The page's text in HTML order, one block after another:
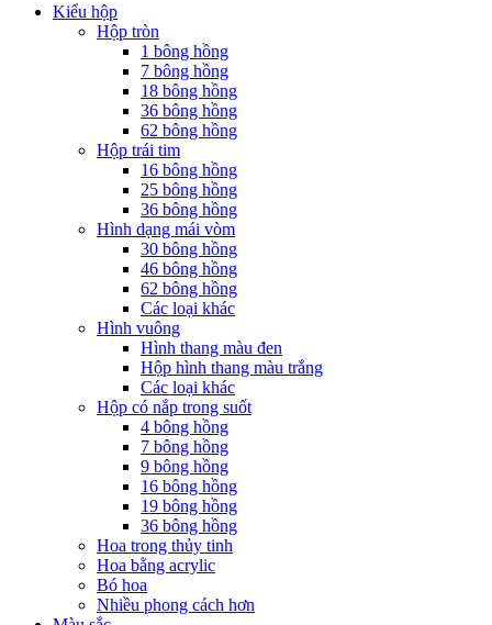
Kiểu hộp
Hộp tròn
1 bông hồng
7 bông hồng
18 bông hồng
36 bông hồng
62 bông hồng
Hộp trái tim
16 bông hồng
25 bông hồng
36 bông hồng
Hình dạng mái vòm
30 bông hồng
46 bông hồng
62 bông hồng
Các loại khác
Hình vuông
Hình thang màu đen
Hộp hình thang màu trắng
Các loại khác
Hộp có nắp trong suốt
4 bông hồng
7 bông hồng
9 bông hồng
16 bông hồng
19 bông hồng
36 bông hồng
Hoa trong thủy tinh
Hoa bằng acrylic
Bó hoa
Nhiều phong cách hơn